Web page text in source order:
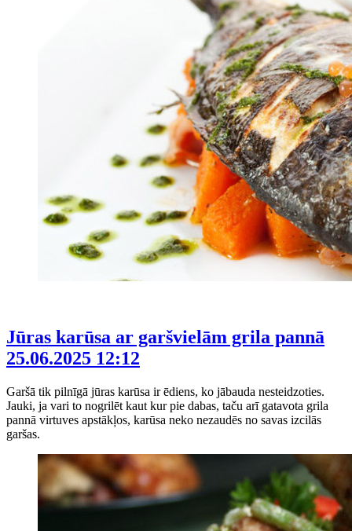
Jūras karūsa ar garšvielām grila pannā
25.06.2025 12:12
Garšā tik pilnīgā jūras karūsa ir ēdiens, ko jābauda nesteidzoties.
Jauki, ja vari to nogrilēt kaut kur pie dabas, taču arī gatavota grila
pannā virtuves apstākļos, karūsa neko nezaudēs no savas izcilās
garšas.